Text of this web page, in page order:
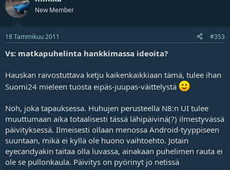
New Member
18 Tammikuu 2011 #353
Vs: matkapuhelinta hankkimassa ideoita?
Hauskan raivostuttava ketju kaikenkaikkiaan tämä, tulee ihan
Suomi24 mieleen tuosta eipäs-juupas-väittelystä
Noh, joka tapauksessa. Huhujen perusteella N8:n UI tulee
muuttumaan aika totaalisesti tässä lähipäivinä(?) ilmestyvässä
päivityksessä. Ilmeisesti ollaan menossa Android-tyyppiseen
suuntaan, mikä ei kyllä ole huono vaihtoehto. Jotain
eyecandyakin taitaa olla luvassa, ainakaan puhelimen rauta ei
ole se pullonkaula. Päivitys on pyörinyt jo netissä